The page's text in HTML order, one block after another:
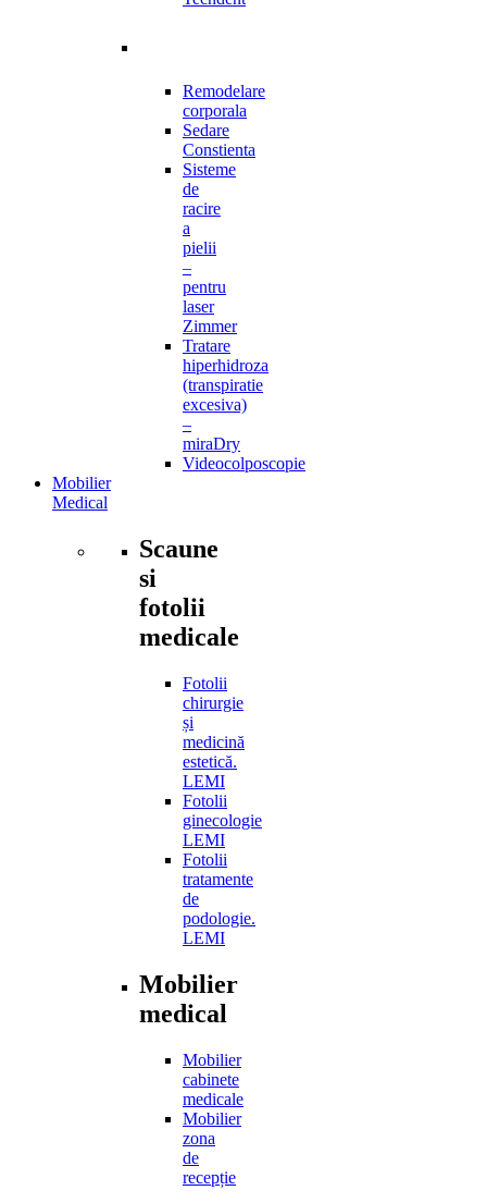
Remodelare
corporala
Sedare
Constienta
Sisteme
de
racire
a
pielii
–
pentru
laser
Zimmer
Tratare
hiperhidroza
(transpiratie
excesiva)
–
miraDry
Videocolposcopie
Mobilier
Medical
Scaune
si
fotolii
medicale
Fotolii
chirurgie
și
medicină
estetică.
LEMI
Fotolii
ginecologie
LEMI
Fotolii
tratamente
de
podologie.
LEMI
Mobilier
medical
Mobilier
cabinete
medicale
Mobilier
zona
de
recepție